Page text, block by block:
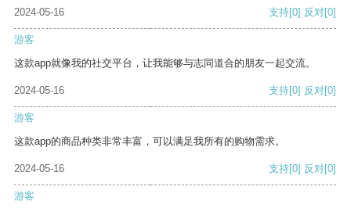
2024-05-16 支持[0] 反对[0]
游客
这款app就像我的社交平台，让我能够与志同道合的朋友一起交流。
2024-05-16 支持[0] 反对[0]
游客
这款app的商品种类非常丰富，可以满足我所有的购物需求。
2024-05-16 支持[0] 反对[0]
游客